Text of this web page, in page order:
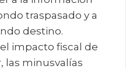
traspasado y a
destino.
impacto fiscal de
las minusvalías